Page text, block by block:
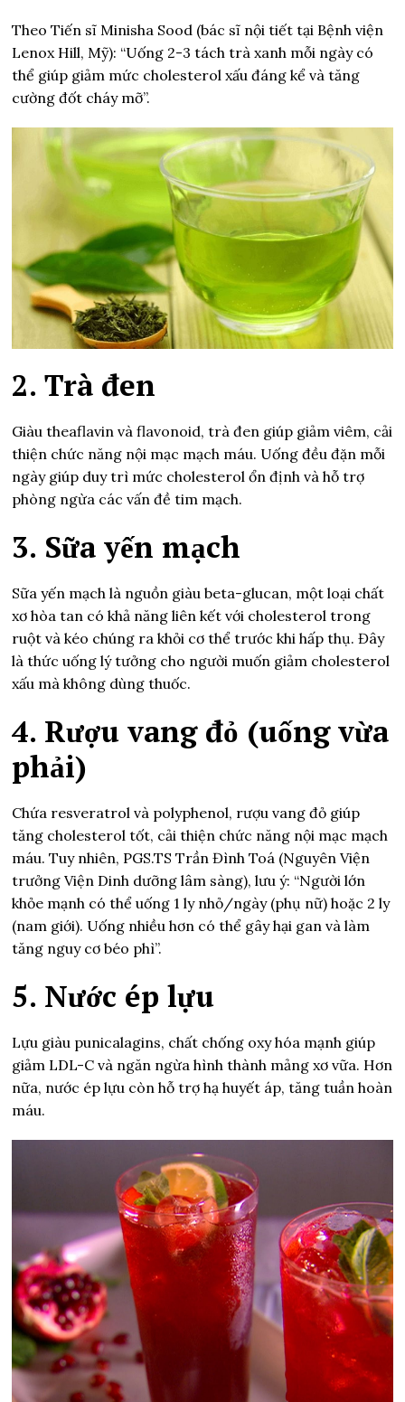
Theo Tiến sĩ Minisha Sood (bác sĩ nội tiết tại Bệnh viện
Lenox Hill, Mỹ): “Uống 2-3 tách trà xanh mỗi ngày có
thể giúp giảm mức cholesterol xấu đáng kể và tăng
cường đốt cháy mỡ”.
2. Trà đen
Giàu theaflavin và flavonoid, trà đen giúp giảm viêm, cải
thiện chức năng nội mạc mạch máu. Uống đều đặn mỗi
ngày giúp duy trì mức cholesterol ổn định và hỗ trợ
phòng ngừa các vấn đề tim mạch.
3. Sữa yến mạch
Sữa yến mạch là nguồn giàu beta-glucan, một loại chất
xơ hòa tan có khả năng liên kết với cholesterol trong
ruột và kéo chúng ra khỏi cơ thể trước khi hấp thụ. Đây
là thức uống lý tưởng cho người muốn giảm cholesterol
xấu mà không dùng thuốc.
4. Rượu vang đỏ (uống vừa
phải)
Chứa resveratrol và polyphenol, rượu vang đỏ giúp
tăng cholesterol tốt, cải thiện chức năng nội mạc mạch
máu. Tuy nhiên, PGS.TS Trần Đình Toá (Nguyên Viện
trưởng Viện Dinh dưỡng lâm sàng), lưu ý: “Người lớn
khỏe mạnh có thể uống 1 ly nhỏ/ngày (phụ nữ) hoặc 2 ly
(nam giới). Uống nhiều hơn có thể gây hại gan và làm
tăng nguy cơ béo phì”.
5. Nước ép lựu
Lựu giàu punicalagins, chất chống oxy hóa mạnh giúp
giảm LDL-C và ngăn ngừa hình thành mảng xơ vữa. Hơn
nữa, nước ép lựu còn hỗ trợ hạ huyết áp, tăng tuần hoàn
máu.